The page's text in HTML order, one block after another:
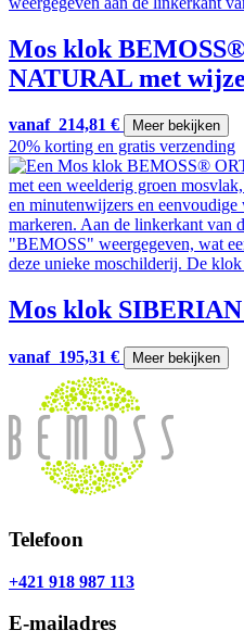
Mos klok
NATURAL met
vanaf 214,81 € Meer bekijken
20% korting en gratis verzending
Mos klok
vanaf 195,31 € Meer bekijken
Telefoon
+421 918 987 113
E-mailadres